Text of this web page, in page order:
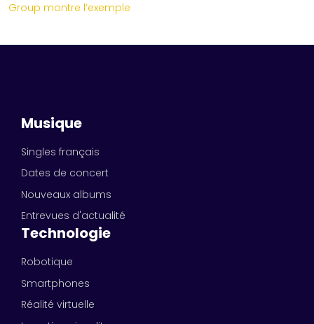
Group montre l’exemple
Musique
Singles français
Dates de concert
Nouveaux albums
Entrevues d'actualité
Technologie
Robotique
Smartphones
Réalité virtuelle